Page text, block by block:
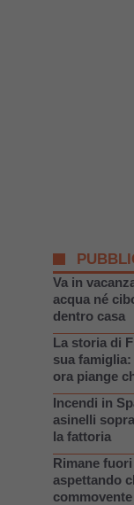
Va in
acqua né
dentro casa
La storia di
sua
ora piange
Incendi in
asinelli
la fattoria
Rimane
aspettando